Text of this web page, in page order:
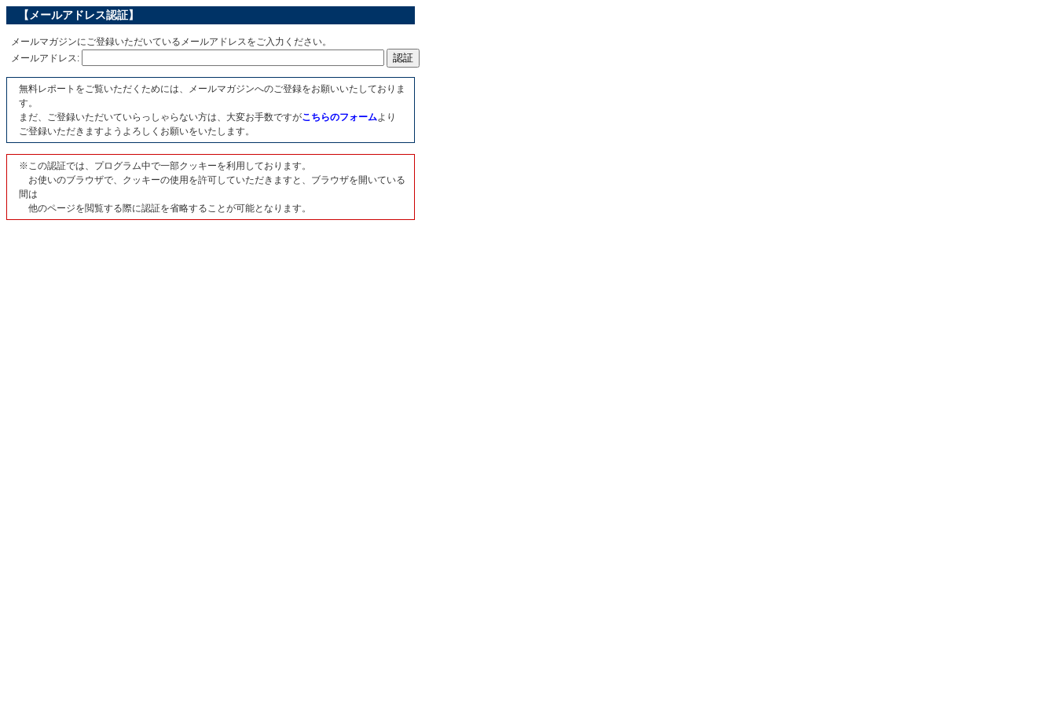
【メールアドレス認証】
メールマガジンにご登録いただいているメールアドレスをご入力ください。
メールアドレス:
無料レポートをご覧いただくためには、メールマガジンへのご登録をお願いいたしておりま
す。
まだ、ご登録いただいていらっしゃらない方は、大変お手数ですがこちらのフォームより
ご登録いただきますようよろしくお願いをいたします。
※この認証では、プログラム中で一部クッキーを利用しております。
お使いのブラウザで、クッキーの使用を許可していただきますと、ブラウザを開いている
間は
他のページを閲覧する際に認証を省略することが可能となります。